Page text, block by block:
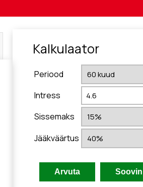
Kalkulaator
Periood
Intress
Sissemaks
Jääkväärtus